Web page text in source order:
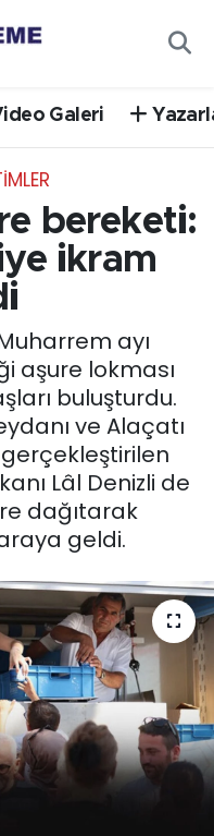
Galeri
bereketi:
ikram
ayı
aşure lokması
buluşturdu.
ve Alaçatı
Lâl Denizli de
dağıtarak
geldi.
ve Fikstür